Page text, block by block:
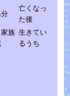
亡くなっ
た後
族 生きてい
るうち